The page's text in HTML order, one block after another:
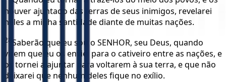
houver ajuntado das terras de seus inimigos, revelarei
neles a minha santidade diante de muitas nações.
28 Saberão que eu sou o SENHOR, seu Deus, quando
virem que eu os enviei para o cativeiro entre as nações, e
os tornei a ajuntar para voltarem à sua terra, e que não
deixarei que nenhum deles fique no exílio.